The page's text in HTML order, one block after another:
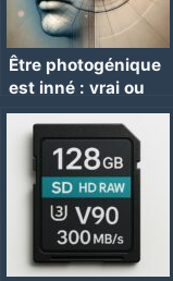
Être photogénique
est inné : vrai ou
faux ?